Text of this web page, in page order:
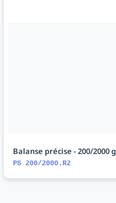
Balanse précise - 200/2000 g
PS 200/2000.R2